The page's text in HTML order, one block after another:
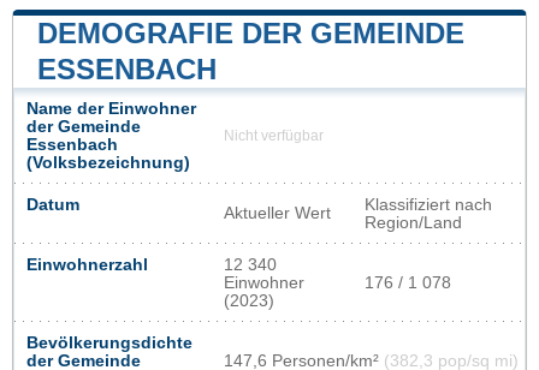
DEMOGRAFIE DER GEMEINDE
ESSENBACH
Name der Einwohner
der Gemeinde
Essenbach
(Volksbezeichnung)
Nicht verfügbar
Datum Aktueller Wert
Klassifiziert nach
Region/Land
Einwohnerzahl
12 340
Einwohner
(2023)
176 / 1 078
Bevölkerungsdichte
der Gemeinde
147,6 Personen/km² (382,3 pop/sq mi)